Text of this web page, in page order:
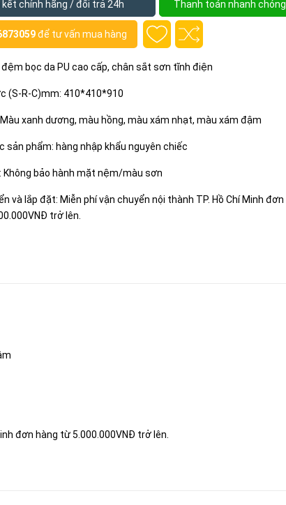
kết chính hãng / đổi trả 24h Thanh toán nhanh chóng
để tư vấn mua hàng
đệm bọc da PU cao cấp, chân sắt sơn tĩnh điện
(S-R-C)mm: 410*410*910
xanh dương, màu hồng, màu xám nhạt, màu xám đậm
sản phẩm: hàng nhập khẩu nguyên chiếc
Không bảo hành mặt nệm/màu sơn
và lắp đặt: Miễn phí vận chuyển nội thành TP. Hồ Chí Minh đơn
trở lên.
đơn hàng từ 5.000.000VNĐ trở lên.